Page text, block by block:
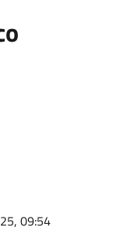
09:54